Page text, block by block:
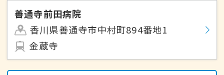
善通寺前田病院
香川県善通寺市中村町894番地1
金蔵寺